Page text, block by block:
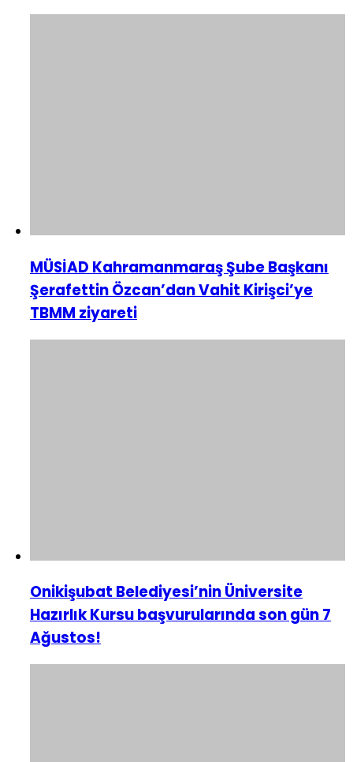
MÜSİAD Kahramanmaraş Şube Başkanı
Şerafettin Özcan’dan Vahit Kirişci’ye
TBMM ziyareti
Onikişubat Belediyesi’nin Üniversite
Hazırlık Kursu başvurularında son gün 7
Ağustos!